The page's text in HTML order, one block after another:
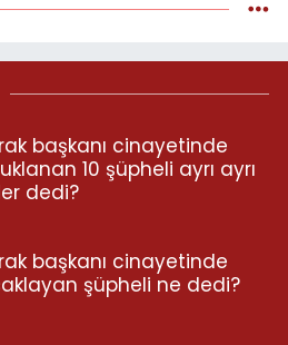
başkanı cinayetinde
10 şüpheli ayrı ayrı
dedi?
başkanı cinayetinde
şüpheli ne dedi?